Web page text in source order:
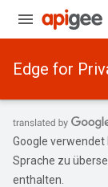
Edge for
Google verwendet
Sprache zu
enthalten.